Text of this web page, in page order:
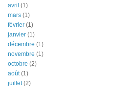
avril (1)
mars (1)
février (1)
janvier (1)
décembre (1)
novembre (1)
octobre (2)
août(1)
juillet(2)